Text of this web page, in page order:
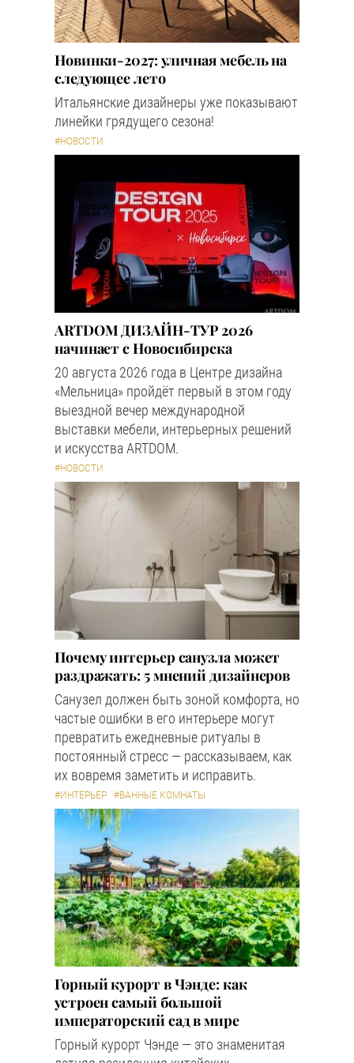
Новинки-2027: уличная мебель на
следующее лето
Итальянские дизайнеры уже показывают
линейки грядущего сезона!
#НОВОСТИ
ARTDOM ДИЗАЙН-ТУР 2026
начинает с Новосибирска
20 августа 2026 года в Центре дизайна
«Мельница» пройдёт первый в этом году
выездной вечер международной
выставки мебели, интерьерных решений
и искусства ARTDOM.
#НОВОСТИ
Почему интерьер санузла может
раздражать: 5 мнений дизайнеров
Санузел должен быть зоной комфорта, но
частые ошибки в его интерьере могут
превратить ежедневные ритуалы в
постоянный стресс — рассказываем, как
их вовремя заметить и исправить.
#ИНТЕРЬЕР #ВАННЫЕ КОМНАТЫ
Горный курорт в Чэнде: как
устроен самый большой
императорский сад в мире
Горный курорт Чэнде — это знаменитая